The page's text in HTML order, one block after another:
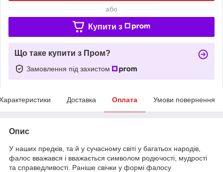
або
Купити з
Що таке купити з Пром?
Замовлення під захистом
Доставка Оплата Умови повернення
Опис
У наших предків, та й у сучасному світі у багатьох народів,
фалос вважався і вважається символом родючості, мудрості
та справедливості. Раніше свічки у формі фалосу